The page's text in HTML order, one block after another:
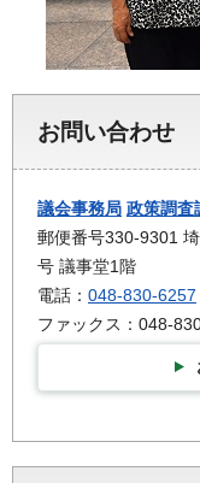
お問い合わせ
議会事務局 政策調査
郵便番号330-9301
号 議事堂1階
電話： 048-830-6257
ファックス：048-